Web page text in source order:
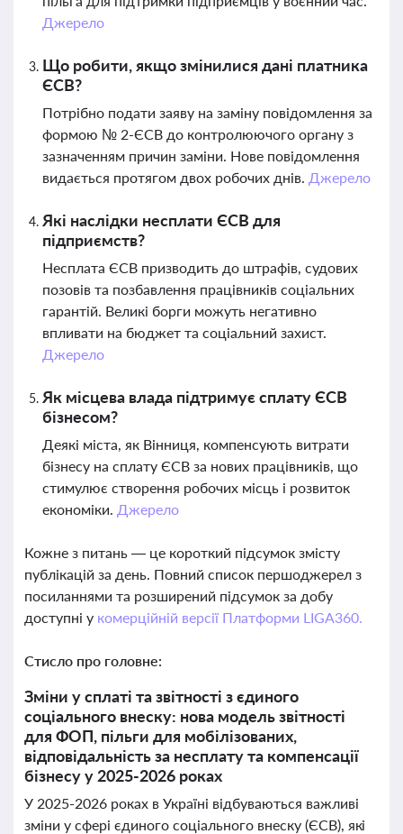
Джерело
Що робити, якщо змінилися дані платника
ЄСВ?
Потрібно подати заяву на заміну повідомлення за
формою № 2-ЄСВ до контролюючого органу з
зазначенням причин заміни. Нове повідомлення
видається протягом двох робочих днів. Джерело
Які наслідки несплати ЄСВ для
підприємств?
Несплата ЄСВ призводить до штрафів, судових
позовів та позбавлення працівників соціальних
гарантій. Великі борги можуть негативно
впливати на бюджет та соціальний захист.
Джерело
Як місцева влада підтримує сплату ЄСВ
бізнесом?
Деякі міста, як Вінниця, компенсують витрати
бізнесу на сплату ЄСВ за нових працівників, що
стимулює створення робочих місць і розвиток
економіки. Джерело
Кожне з питань — це короткий підсумок змісту
публікацій за день. Повний список першоджерел з
посиланнями та розширений підсумок за добу
доступні у комерційній версії Платформи LIGA360.
Стисло про головне:
Зміни у сплаті та звітності з єдиного
соціального внеску: нова модель звітності
для ФОП, пільги для мобілізованих,
відповідальність за несплату та компенсації
бізнесу у 2025-2026 роках
У 2025-2026 роках в Україні відбуваються важливі
зміни у сфері єдиного соціального внеску (ЄСВ), які